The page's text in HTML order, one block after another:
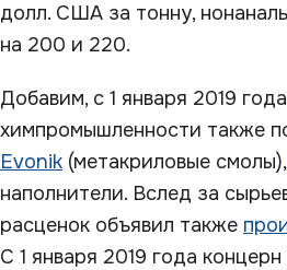
долл. США за тонну,
на 200 и 220.
Добавим, с 1 января 2019
химпромышленности также
Evonik (метакриловые смолы),
наполнители. Вслед за
расценок объявил также
С 1 января 2019 года